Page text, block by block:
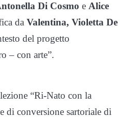
Di Cosmo e Alice
da Valentina, Violetta De
del progetto
– con arte”.
“Ri-Nato con la
di conversione sartoriale di